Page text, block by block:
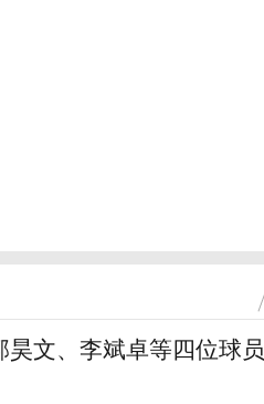
昊文、李斌卓等四位球